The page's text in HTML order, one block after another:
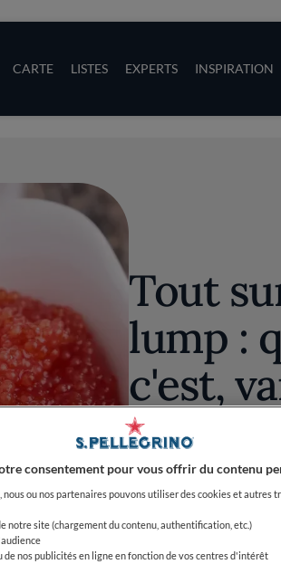
CARTE LISTES EXPERTS INSPIRATION
Tout
lump :
c'est,
PAR
FINE DINING LOVERS
consentement pour vous offrir du contenu
ou nos partenaires pouvons utiliser des cookies et autres
notre site (chargement du contenu, authentification, etc.)
de nos publicités en ligne en fonction de vos centres d'intérêt